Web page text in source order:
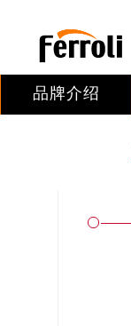
搜索
品牌介绍